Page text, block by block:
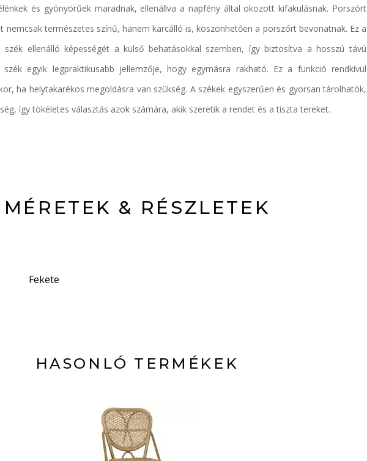
és gyönyörűek maradnak, ellenállva a napfény által okozott kifakulásnak. Porszórt
nemcsak természetes színű, hanem karcálló is, köszönhetően a porszórt bevonatnak. Ez a
ellenálló képességét a külső behatásokkal szemben, így biztosítva a hosszú távú
egyik legpraktikusabb jellemzője, hogy egymásra rakható. Ez a funkció rendkívül
ha helytakarékos megoldásra van szükség. A székek egyszerűen és gyorsan tárolhatók,
így tökéletes választás azok számára, akik szeretik a rendet és a tiszta tereket.
MÉRETEK & RÉSZLETEK
Fekete
HASONLÓ TERMÉKEK